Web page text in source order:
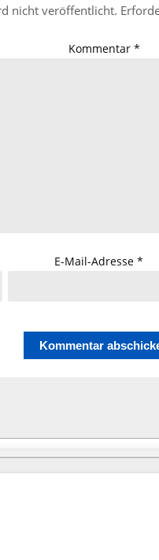
nicht veröffentlicht.
Kommentar*
E-Mail-Adresse*